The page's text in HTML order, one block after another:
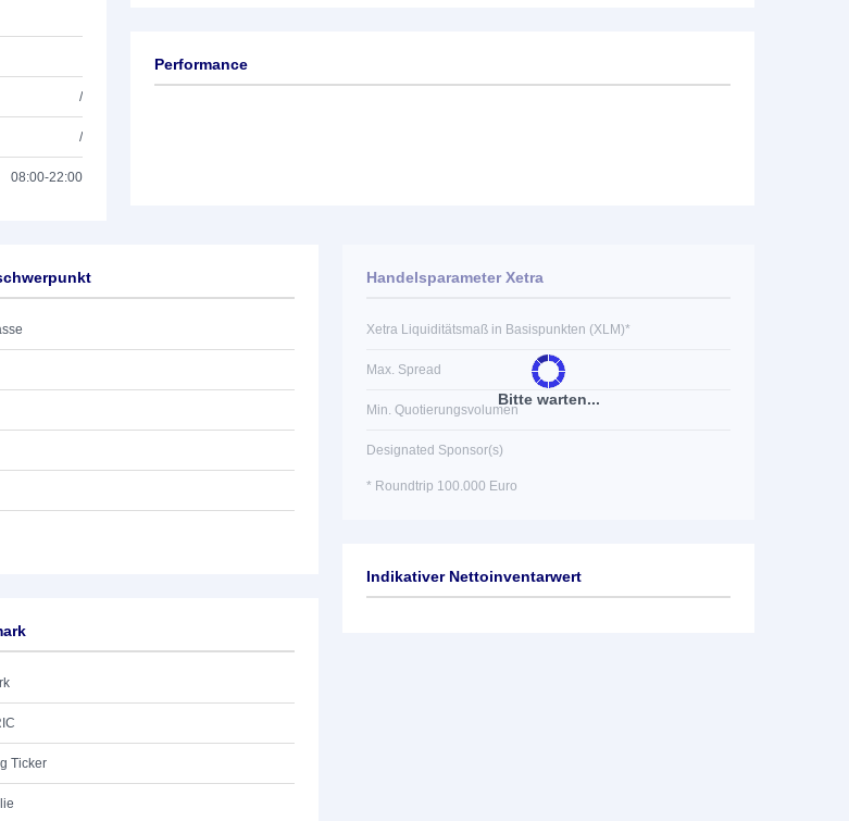
/
/
08:00-22:00
Performance
Ticker
Bitte warten...
Handelsparameter Xetra
Xetra Liquiditätsmaß in Basispunkten (XLM)*
Max. Spread
Min. Quotierungsvolumen
Designated Sponsor(s)
* Roundtrip 100.000 Euro
Indikativer Nettoinventarwert